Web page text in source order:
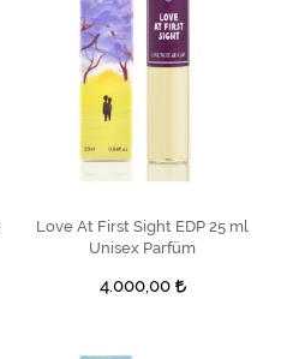
SEPETE EKLE
Love At First Sight EDP 25 ml
Unisex Parfüm
4.000,00